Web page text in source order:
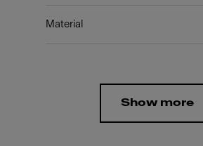
Material
Show more